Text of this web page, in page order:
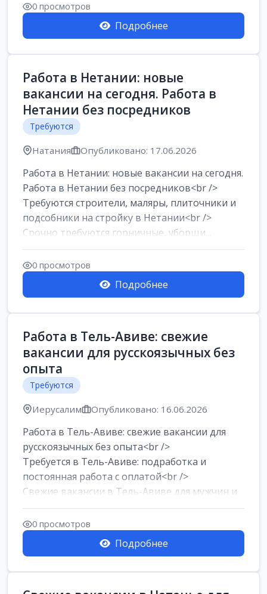
0 просмотров
Подробнее
Работа в Нетании: новые
вакансии на сегодня. Работа в
Нетании без посредников
Требуются
Натания Опубликовано: 17.06.2026
Работа в Нетании: новые вакансии на сегодня.
Работа в Нетании без посредников<br />
Требуются строители, маляры, плиточники и
подсобники на стройку в Нетании<br />
Срочно требуются горничные, уборщи...
0 просмотров
Подробнее
Работа в Тель-Авиве: свежие
вакансии для русскоязычных без
опыта
Требуются
Иерусалим Опубликовано: 16.06.2026
Работа в Тель-Авиве: свежие вакансии для
русскоязычных без опыта<br />
Требуется в Тель-Авиве: подработка и
постоянная работа с оплатой<br />
Свежие вакансии в Тель-Авиве для мужчин и
женщин от хозя...
0 просмотров
Подробнее